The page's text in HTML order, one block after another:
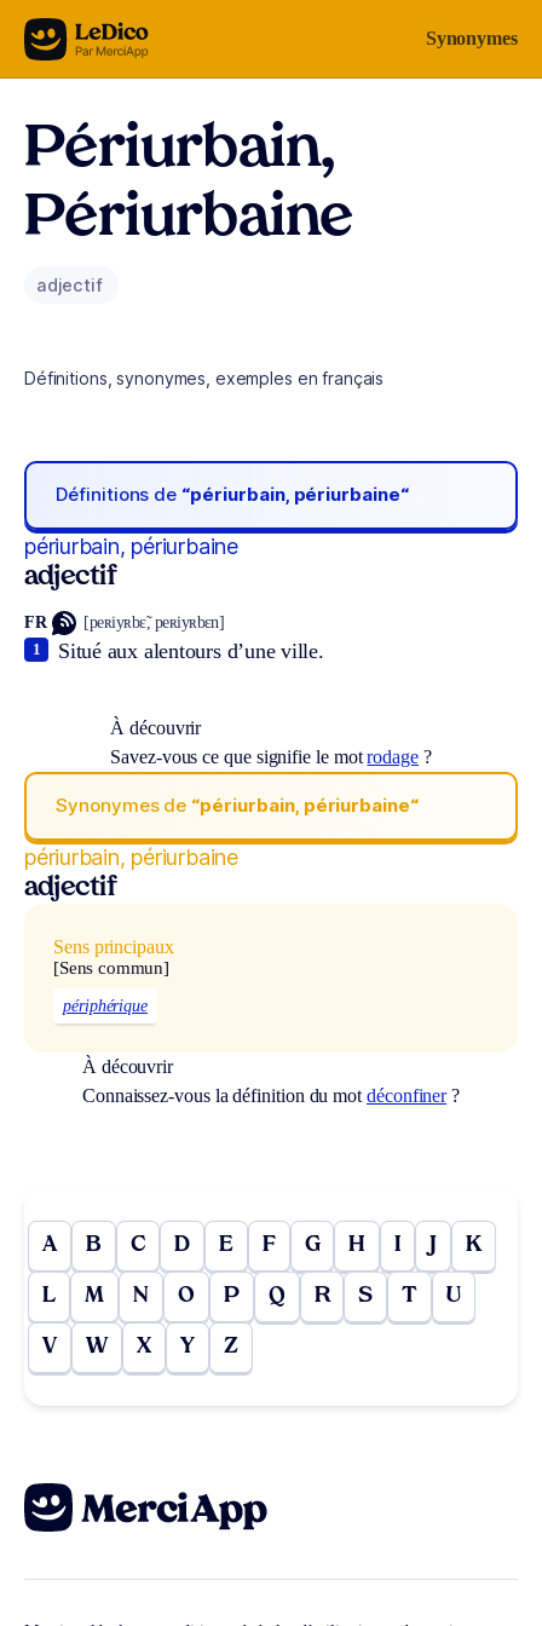
Aller au contenu Synonymes
Périurbain,
Périurbaine
adjectif
Définitions, synonymes, exemples en français
Définitions de “périurbain, périurbaine“
périurbain, périurbaine
adjectif
FR [peʀiyʀbɛ̃, peʀiyʀbɛn]
Situé aux alentours d’une ville.
1
À découvrir
Savez-vous ce que signifie le motrodage?
Synonymes de “périurbain, périurbaine“
périurbain, périurbaine
adjectif
Sens principaux
[Sens commun]
périphérique
À découvrir
Connaissez-vous la définition du mot déconfiner?
A B C D E F G H I J K
L M N O P Q R S T U
V W X Y Z